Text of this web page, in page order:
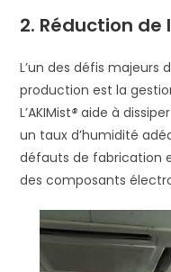
2. Réduction
L’un des défis majeurs
production est la
L’AKIMist® aide à
un taux d’humidité
défauts de fabrication
des composants